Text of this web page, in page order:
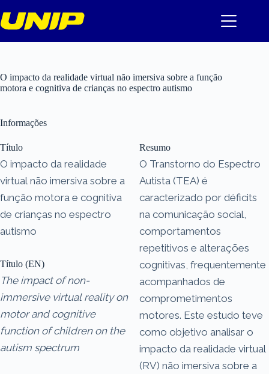
para
o
O impacto da realidade virtual não imersiva sobre a função
motora e cognitiva de crianças no espectro autismo
Informações
Título
O impacto da realidade
virtual não imersiva sobre a
função motora e cognitiva
de crianças no espectro
autismo
Título (EN)
The impact of non-
immersive virtual reality on
motor and cognitive
function of children on the
autism spectrum
Resumo
O Transtorno do Espectro
Autista (TEA) é
caracterizado por déficits
na comunicação social,
comportamentos
repetitivos e alterações
cognitivas, frequentemente
acompanhados de
comprometimentos
motores. Este estudo teve
como objetivo analisar o
impacto da realidade virtual
(RV) não imersiva sobre a